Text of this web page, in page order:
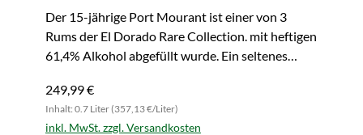
Der 15-jährige Port Mourant ist einer von 3
Rums der El Dorado Rare Collection. mit heftigen
61,4% Alkohol abgefüllt wurde. Ein seltenes
249,99 €
Inhalt: 0.7 Liter (357,13 €/Liter)
inkl. MwSt. zzgl. Versandkosten